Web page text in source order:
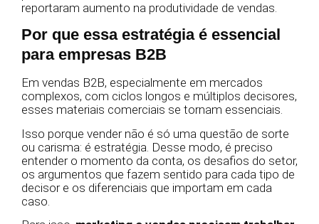
reportaram aumento na produtividade de vendas.
Por que essa estratégiaé essencial
para empresas B2B
Em vendas B2B, especialmente em mercados
complexos, com ciclos longos e múltiplos decisores,
esses materiais comerciais se tornam essenciais.
Isso porque vender não é só uma questão de sorte
ou carisma: é estratégia. Desse modo, é preciso
entender o momento da conta, os desafios do setor,
os argumentos que fazem sentido para cada tipo de
decisor e os diferenciais que importam em cada
caso.